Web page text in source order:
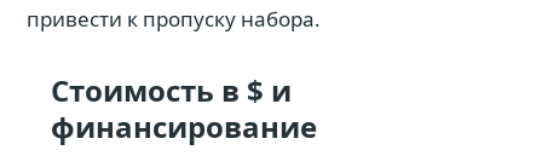
привести к пропуску набора.
Стоимость в $ и
финансирование